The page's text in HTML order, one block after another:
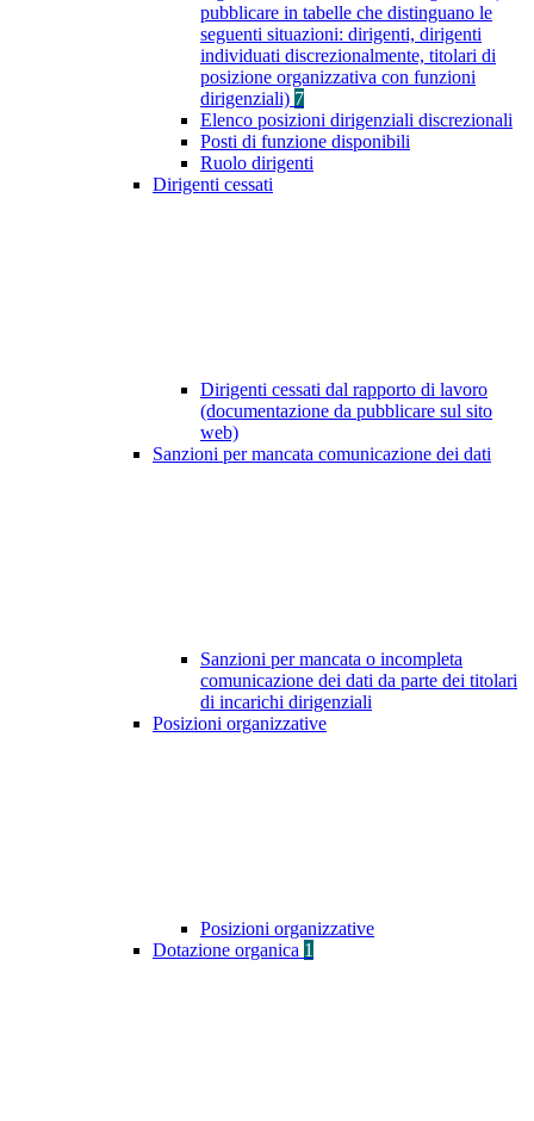
pubblicare in tabelle che distinguano le
seguenti situazioni: dirigenti, dirigenti
individuati discrezionalmente, titolari di
posizione organizzativa con funzioni
dirigenziali) 7
Elenco posizioni dirigenziali discrezionali
Posti di funzione disponibili
Ruolo dirigenti
Dirigenti cessati
Dirigenti cessati dal rapporto di lavoro
(documentazione da pubblicare sul sito
web)
Sanzioni per mancata comunicazione dei dati
Sanzioni per mancata o incompleta
comunicazione dei dati da parte dei titolari
di incarichi dirigenziali
Posizioni organizzative
Posizioni organizzative
Dotazione organica 1